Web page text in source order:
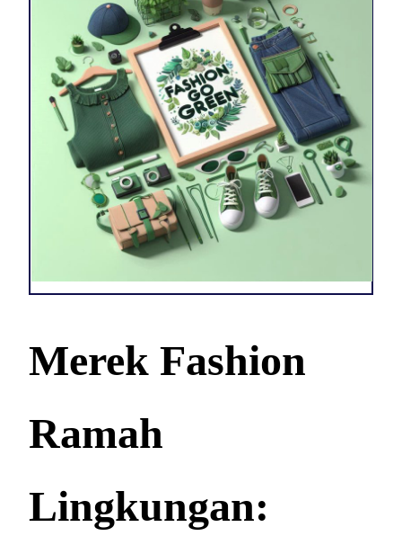
Merek Fashion
Ramah
Lingkungan: